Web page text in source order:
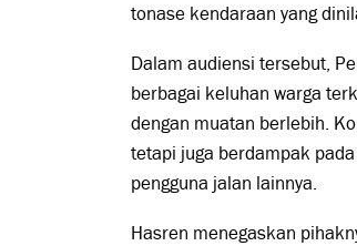
tonase kendaraan yang
Dalam audiensi tersebut,
berbagai keluhan warga
dengan muatan berlebih.
tetapi juga berdampak
pengguna jalan lainnya.
Hasren menegaskan